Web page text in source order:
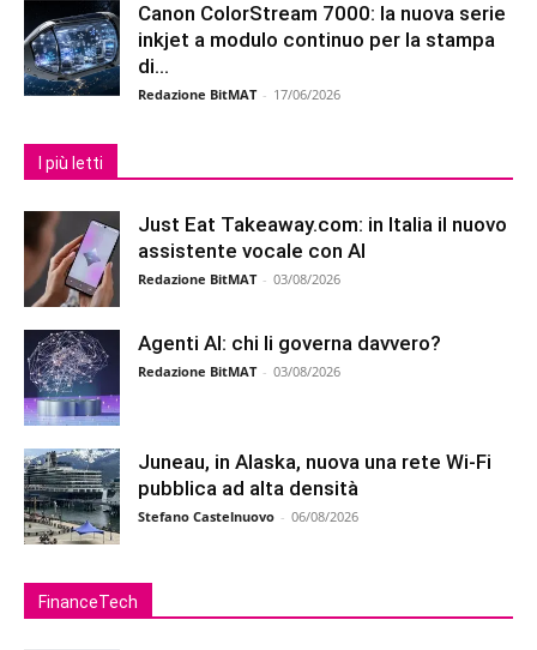
Canon ColorStream 7000: la nuova serie
inkjet a modulo continuo per la stampa
di...
Redazione BitMAT - 17/06/2026
I più letti
Just Eat Takeaway.com: in Italia il nuovo
assistente vocale con AI
Redazione BitMAT - 03/08/2026
Agenti AI: chi li governa davvero?
Redazione BitMAT - 03/08/2026
Juneau, in Alaska, nuova una rete Wi-Fi
pubblica ad alta densità
Stefano Castelnuovo - 06/08/2026
FinanceTech